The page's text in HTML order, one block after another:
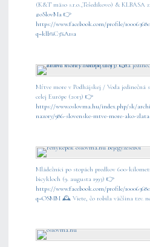
(K&T mäso s.r.o.,Tešedíkovo) & KLBÁSA
#oSlovMa 👉
https://www.facebook.com/profile/
q=klb%C3%A1sa
Mŕtve more v Podhájskej / Voda jedinečná
celej Európe (2013) 👉
https://www.oslovma.hu/index.php/sk/
nazory/986-slovenske-mtve-more-ako-
Mládežníci po stopách predkov 600-
bicykloch (9. augusta 1993) 👉
https://www.facebook.com/profile/
q=OSMM 🕰️ Viete, čo robila väčšina tzv.